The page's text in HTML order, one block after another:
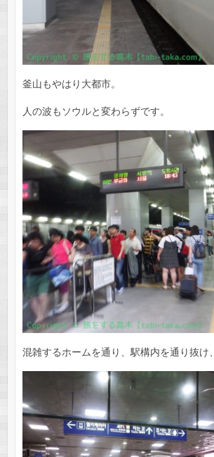
釜山もやはり大都市。
人の波もソウルと変わらずです。
混雑するホームを通り、駅構内を通り抜け、